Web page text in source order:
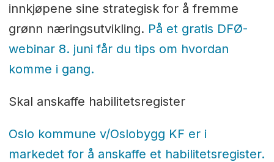
innkjøpene sine strategisk for å fremme
grønn næringsutvikling. På et gratis DFØ-
webinar 8. juni får du tips om hvordan
komme i gang.
Skal anskaffe habilitetsregister
Oslo kommune v/Oslobygg KF er i
markedet for å anskaffe et habilitetsregister.